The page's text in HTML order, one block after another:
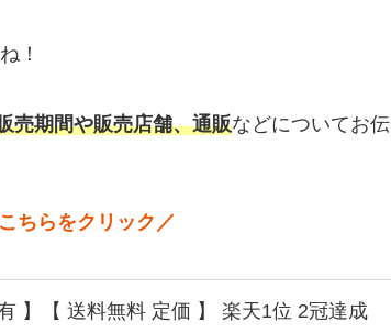
！
売期間や販売店舗、通販などについてお伝
ちらをクリック ／
】【 送料無料 定価 】 楽天1位 2冠達成